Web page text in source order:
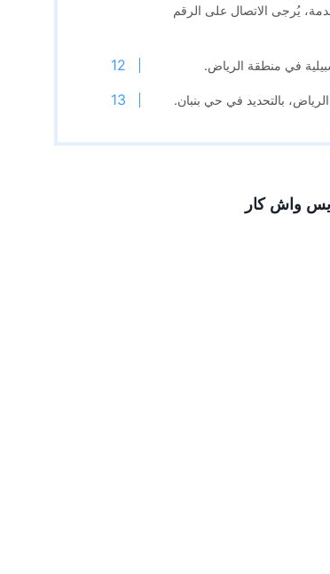
يُرجى الاتصال على الرقم
في منطقة الرياض.
بالتحديد في حي بنبان.
واش كار